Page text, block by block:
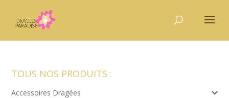
TOUS NOS PRODUITS :
Accessoires Dragées